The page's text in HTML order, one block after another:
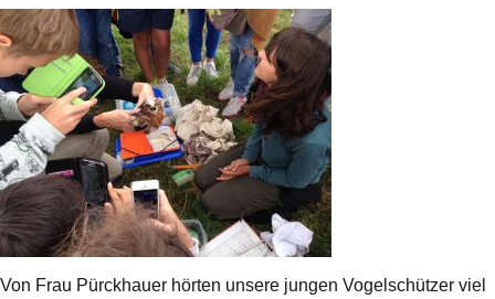
Von Frau Pürckhauer hörten unsere jungen Vogelschützer viel